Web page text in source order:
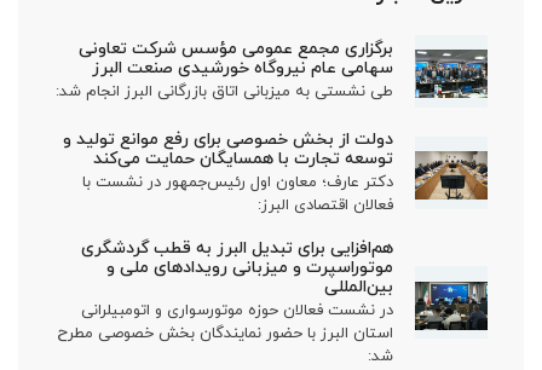
برگزاری مجمع عمومی مؤسس شرکت تعاونی
سهامی عام نیروگاه خورشیدی صنعت البرز
طی نشستی به میزبانی اتاق بازرگانی البرز انجام شد:
دولت از بخش خصوصی برای رفع موانع تولید و
توسعه تجارت با همسایگان حمایت می‌کند
دکتر عارف؛ معاون اول رئیس‌جمهور در نشست با
فعالان اقتصادی البرز:
هم‌افزایی برای تبدیل البرز به قطب گردشگری
موتوراسپرت و میزبانی رویدادهای ملی و
بین‌المللی
در نشست فعالان حوزه موتورسواری و اتومبیلرانی
استان البرز با حضور نمایندگان بخش خصوصی مطرح
شد: